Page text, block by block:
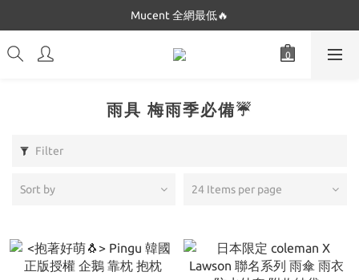
Dickies 最低$280起🔥
Mucent 全網最低🔥
Dickies 最低$280起🔥
雨具 梅雨季必備☔
Filter
Sort by 24 Items per page